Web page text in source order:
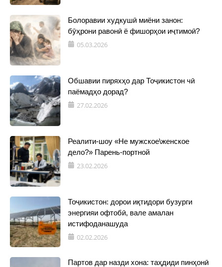
Болоравии худкушӣ миёни занон:
бӯҳрони равонӣ ё фишорҳои иҷтимоӣ?
05.03.2026
Обшавии пиряхҳо дар Тоҷикистон чӣ
паёмадҳо дорад?
27.02.2026
Реалити-шоу «Не мужское\женское
дело?» Парень-портной
23.02.2026
Тоҷикистон: дорои иқтидори бузурги
энергияи офтобӣ, вале амалан
истифоданашуда
02.02.2026
Партов дар назди хона: таҳдиди пинҳонӣ